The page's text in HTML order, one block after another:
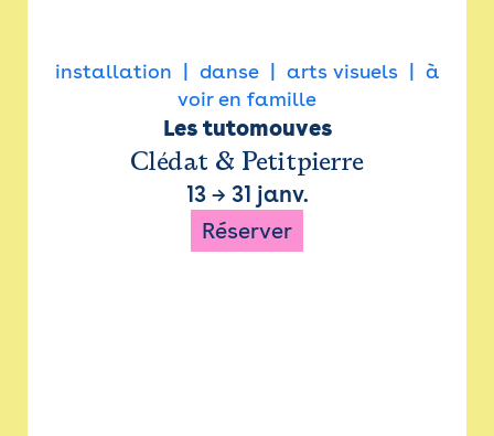
installation danse arts visuels
à
voir en famille
Les tutomouves
Clédat & Petitpierre
13→ 31 janv.
Réserver